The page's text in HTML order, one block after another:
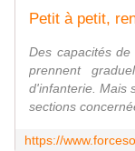
Des capacités
prennent
d'infanterie. Mais
sections